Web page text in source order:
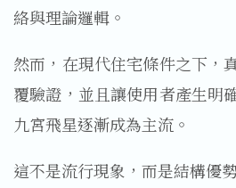
絡與理論邏輯。
然而，在現代住宅條件之下，
覆驗證，並且讓使用者產生明
九宮飛星逐漸成為主流。
這不是流行現象，而是結構優